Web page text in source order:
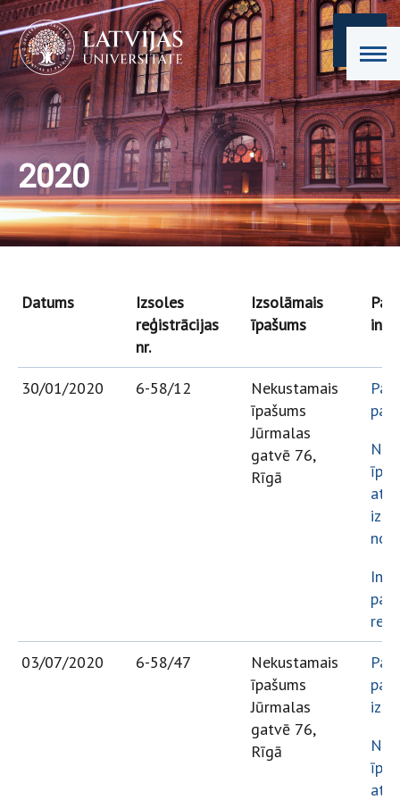
2020
Datums
Izsoles
reģistrācijas
nr.
Izsolāmais
īpašums
30/01/2020 6-58/12
Nekustamais
īpašums
Jūrmalas
gatvē 76,
Rīgā
par
par
03/07/2020
6-58/47
Nekustamais
īpašums
Jūrmalas
gatvē 76,
Rīgā
par